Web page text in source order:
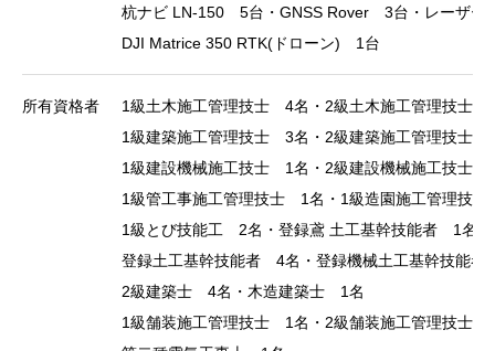
杭ナビ LN-150 5台・GNSS Rover 3台・レーザー
DJI Matrice 350 RTK(ドローン) 1台
所有資格者
1級土木施工管理技士 4名・2級土木施工管理技士
1級建築施工管理技士 3名・2級建築施工管理技士
1級建設機械施工技士 1名・2級建設機械施工技士
1級管工事施工管理技士 1名・1級造園施工管理技
1級とび技能工 2名・登録鳶 土工基幹技能者 1名
登録土工基幹技能者 4名・登録機械土工基幹技能
2級建築士 4名・木造建築士 1名
1級舗装施工管理技士 1名・2級舗装施工管理技士